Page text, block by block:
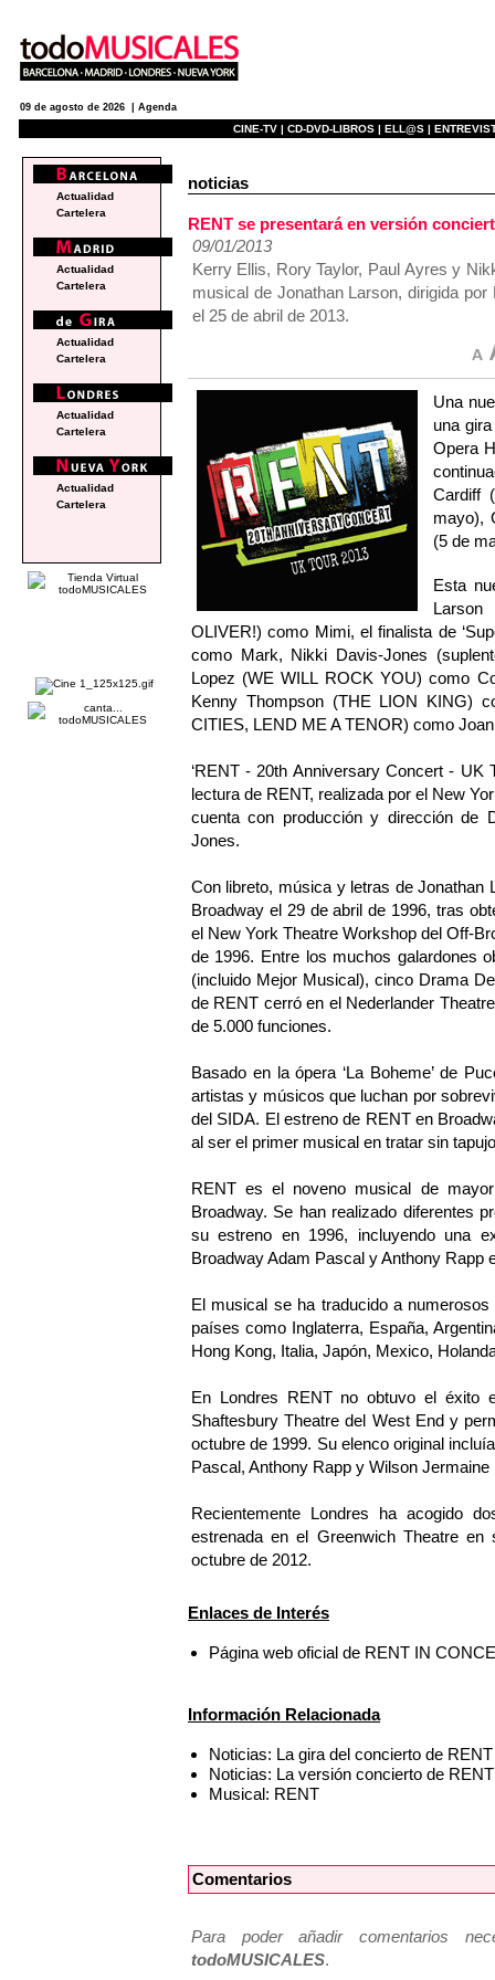
09 de agosto de 2026 | Agenda
CINE-TV | CD-DVD-LIBROS | ELL@S |
noticias
RENT se presentará en versión
09/01/2013
Kerry Ellis, Rory Taylor, Paul Ayres y
musical de Jonathan Larson, dirigida
el 25 de abril de 2013.
Una
una
Opera
Cardiff
mayo),
(5 de
Esta
OLIVER!) como Mimi, el finalista de
como Mark, Nikki Davis-Jones
Lopez (WE WILL ROCK YOU) como
Kenny Thompson (THE LION KING)
CITIES, LEND ME A TENOR) como
‘RENT - 20th Anniversary Concert - UK
lectura de RENT, realizada por el New
cuenta con producción y dirección de
Jones.
Con libreto, música y letras de Jonathan
Broadway el 29 de abril de 1996, tras
el New York Theatre Workshop del Off-
de 1996. Entre los muchos galardones
(incluido Mejor Musical), cinco Drama
de RENT cerró en el Nederlander
de 5.000 funciones.
Basado en la ópera ‘La Boheme’ de
artistas y músicos que luchan por
del SIDA. El estreno de RENT en
al ser el primer musical en tratar sin
RENT es el noveno musical de
Broadway. Se han realizado diferentes
su estreno en 1996, incluyendo una
Broadway Adam Pascal y Anthony Rapp
El musical se ha traducido a
países como Inglaterra, España,
Hong Kong, Italia, Japón, Mexico,
En Londres RENT no obtuvo el éxito
Shaftesbury Theatre del West End y
octubre de 1999. Su elenco original
Pascal, Anthony Rapp y Wilson Jermaine
Recientemente Londres ha acogido
estrenada en el Greenwich Theatre
octubre de 2012.
Enlaces de Interés
Página web oficial de RENT IN
Información Relacionada
Noticias: La gira del concierto de
Noticias: La versión concierto de
Musical: RENT
Comentarios
Para poder añadir comentarios
todoMUSICALES.
Actualidad
Cartelera
Actualidad
Cartelera
Actualidad
Cartelera
Actualidad
Cartelera
Actualidad
Cartelera